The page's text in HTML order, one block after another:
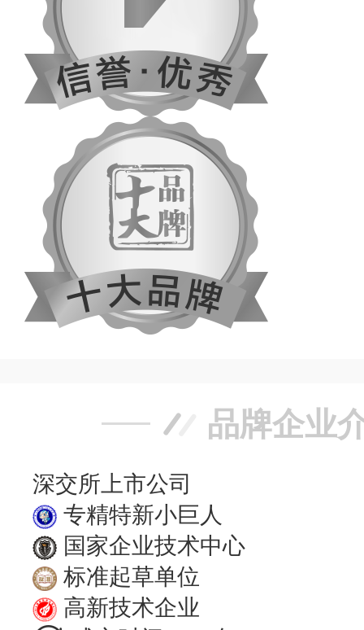
品牌企业
深交所上市公司
专精特新小巨人
国家企业技术中心
标准起草单位
高新技术企业